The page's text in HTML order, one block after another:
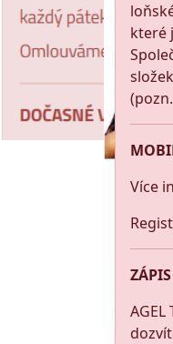
které
Více